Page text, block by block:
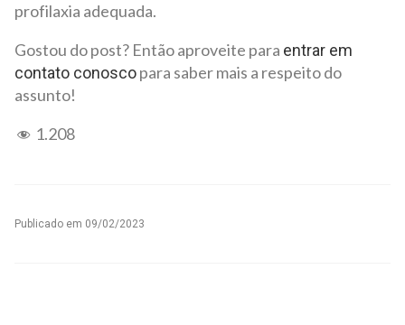
profilaxia adequada.
Gostou do post? Então aproveite para entrar em
contato conoscopara saber mais a respeito do
assunto!
1.208
Publicado em 09/02/2023